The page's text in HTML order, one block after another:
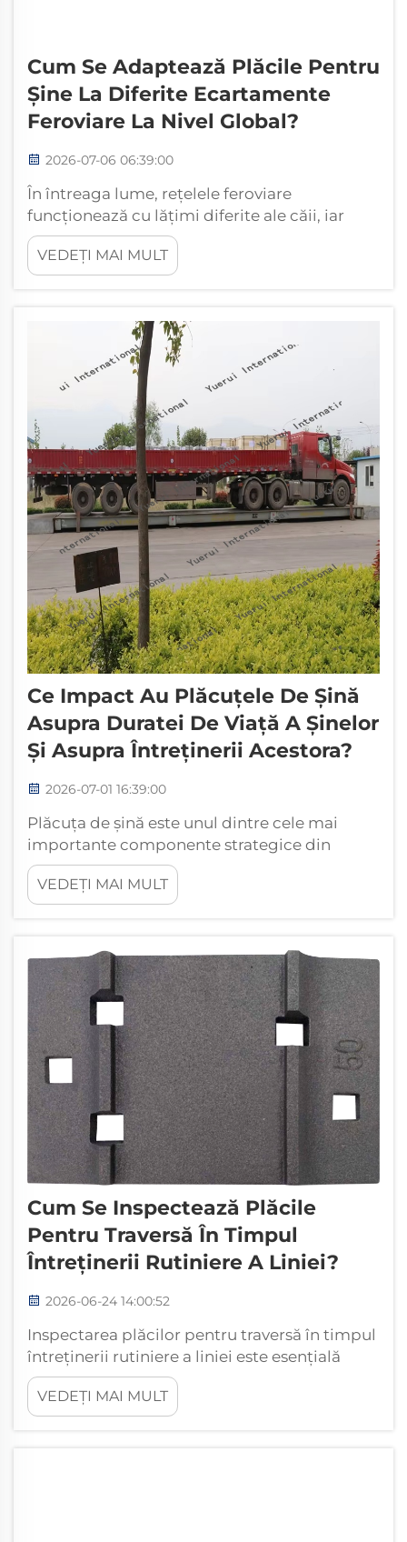
Cum Se Adaptează Plăcile Pentru
Șine La Diferite Ecartamente
Feroviare La Nivel Global?
2026-07-06 06:39:00
În întreaga lume, rețelele feroviare
funcționează cu lățimi diferite ale căii, iar
componentele care țin aceste căi în poziție
trebuie să fie la fel de versatil. Plăcile de
prindere pentru traversă sunt printre cele mai
Acestea sunt plăci plane, care distribuie
sarcina, din oțel...
VEDEȚI MAI MULT
Ce Impact Au Plăcuțele De Șină
Asupra Duratei De Viață A Șinelor
Și Asupra Întreținerii Acestora?
2026-07-01 16:39:00
Plăcuța de șină este unul dintre cele mai
importante componente strategice din
sistemele moderne de șine feroviare.
Poziționată direct sub șină și deasupra
traverselor din beton sau oțel, fiecare plăcuță
între șină și suportul...
VEDEȚI MAI MULT
Cum Se Inspectează Plăcile
Pentru Traversă În Timpul
Întreținerii Rutiniere A Liniei?
2026-06-24 14:00:52
Inspectarea plăcilor pentru traversă în timpul
întreținerii rutiniere a liniei este esențială
pentru asigurarea siguranței infrastructurii
feroviare și a fiabilității operaționale. Plăcile
pentru traversă reprezintă componente de
VEDEȚI MAI MULT